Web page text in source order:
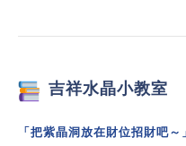
吉祥水晶小教室
「把紫晶洞放在財位招財吧～」